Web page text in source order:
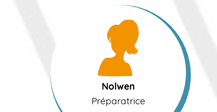
Nolwen
Préparatrice
Nolwen
Préparatrice